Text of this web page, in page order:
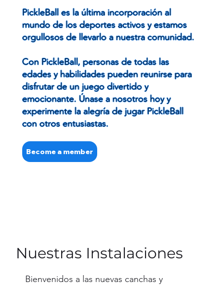
PickleBall es la última incorporación al
mundo de los deportes activos y estamos
orgullosos de llevarlo a nuestra comunidad.
Con PickleBall, personas de todas las
edades y habilidades pueden reunirse para
disfrutar de un juego divertido y
emocionante. Únase a nosotros hoy y
experimente la alegría de jugar PickleBall
con otros entusiastas.
Become a member
Nuestras Instalaciones
Bienvenidos a las nuevas canchas y